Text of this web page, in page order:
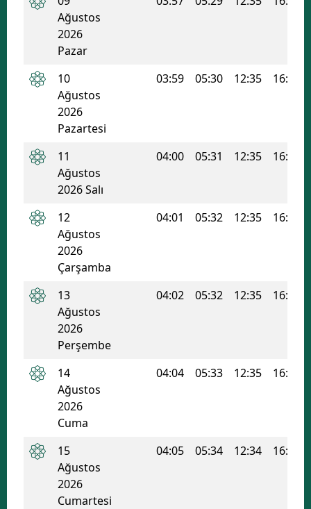
Giresun
Hakkari
Mersin
Kars
Ağustos
2026
Pazar
10
Ağustos
2026
Pazartesi
03:59 05:30 12:35 16:22
11
Ağustos
2026 Salı
04:00 05:31 12:35 16:21
12
Ağustos
2026
Çarşamba
04:01 05:32 12:35 16:21
13
Ağustos
2026
Perşembe
04:02 05:32 12:35 16:20
14
Ağustos
2026
Cuma
04:04 05:33 12:35 16:20
15
Ağustos
2026
Cumartesi
04:05 05:34 12:34 16:19